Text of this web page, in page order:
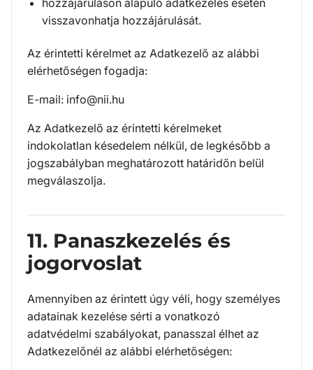
hozzájáruláson alapuló adatkezelés esetén
visszavonhatja hozzájárulását.
Az érintetti kérelmet az Adatkezelő az alábbi
elérhetőségen fogadja:
E-mail: info@nii.hu
Az Adatkezelő az érintetti kérelmeket
indokolatlan késedelem nélkül, de legkésőbb a
jogszabályban meghatározott határidőn belül
megválaszolja.
11. Panaszkezelés és
jogorvoslat
Amennyiben az érintett úgy véli, hogy személyes
adatainak kezelése sérti a vonatkozó
adatvédelmi szabályokat, panasszal élhet az
Adatkezelőnél az alábbi elérhetőségen: